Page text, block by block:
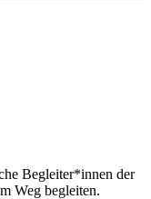
Begleiter*innen der
Weg begleiten.